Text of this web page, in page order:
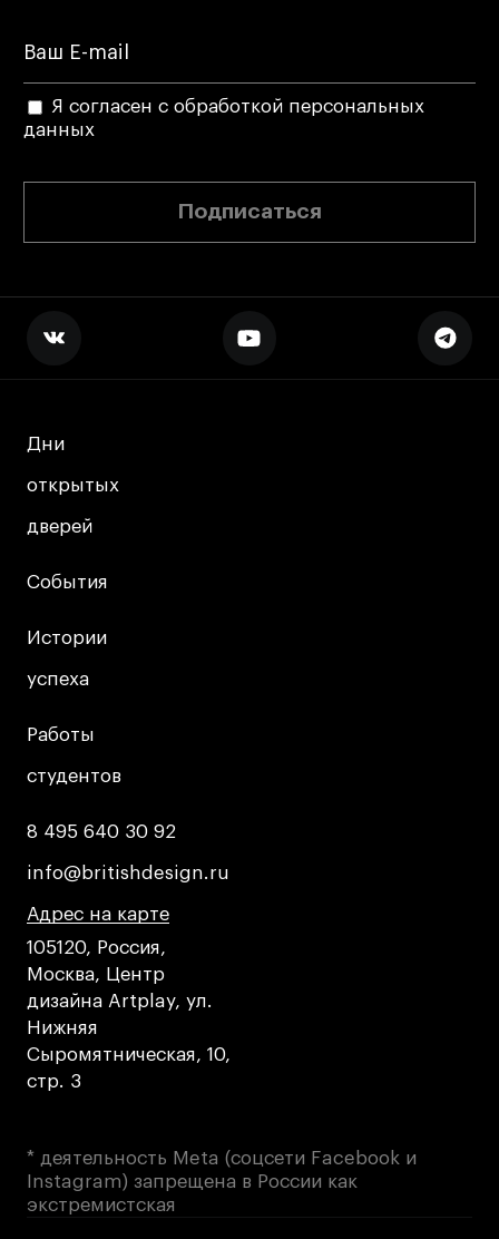
Я согласен с обработкой персональных
данных
Подписаться
Дни
открытых
дверей
Дни
открытых
дверей
События
События
Истории
успеха
Истории
успеха
Работы
студентов
Работы
студентов
8 495 640 30 92
8 495 640 30 92
info@britishdesign.ru
info@britishdesign.ru
Адрес на карте
Адрес на карте
Адрес на карте
105120, Россия,
Москва, Центр
дизайна Artplay, ул.
Нижняя
Сыромятническая, 10,
стр. 3
* деятельность Meta (соцсети Facebook и
Instagram) запрещена в России как
экстремистская